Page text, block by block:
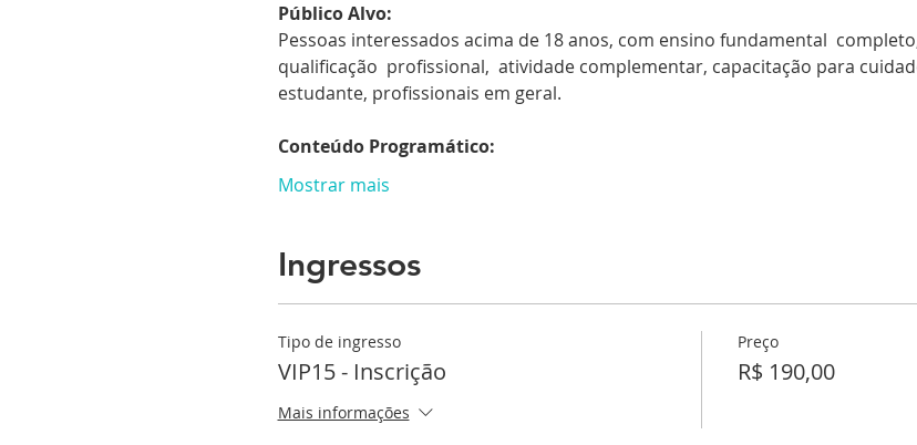
Público Alvo:
Pessoas interessados acima de 18 anos, com ensino fundamental
qualificação  profissional,  atividade complementar, capacitação para
estudante, profissionais em geral.
Conteúdo Programático:
Mostrar mais
Ingressos
Tipo de ingresso
VIP15 - Inscrição
Mais informações
Preço
R$ 190,00